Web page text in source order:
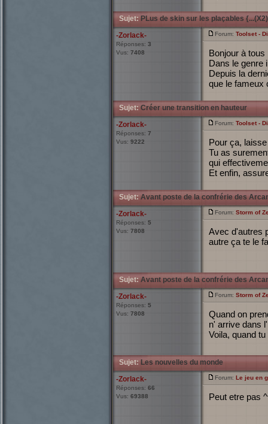
Sujet:PLus de skin sur les plaçables
-Zorlack-
Réponses: 3
Vus: 7408
Forum: Toolset -
Bonjour à tous
Dans le genre
Depuis la
que le fameux
Sujet:Créer une transition en hauteur
-Zorlack-
Réponses: 7
Vus: 9222
Forum: Toolset -
Pour ça,
Tu as
qui
Et enfin,
Sujet:Avant poste de la confrérie des
-Zorlack-
Réponses: 5
Vus: 7808
Forum: Storm of
Avec d'autres
autre ça te le
Sujet:Avant poste de la confrérie des
-Zorlack-
Réponses: 5
Vus: 7808
Forum: Storm of
Quand on
n' arrive dans
Voila, quand
Sujet:Les nouvelles du monde
-Zorlack-
Réponses: 66
Vus: 69388
Forum: Le jeu en
Peut etre pas